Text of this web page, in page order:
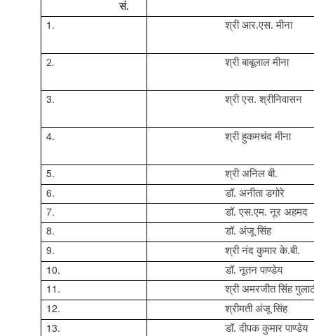
सं.
1. श्रीआर.एस. मीना
2. श्री बाबूलाल मीना
3. श्री एस. श्रीनिवासन
4. श्री हुकमचंद मीना
5. श्री अनिल बी.
6. डॉ. अनीता डगोरे
7. डॉ. एस.एम. नूर अहमद
8. डॉ. अंजू सिंह
9. श्री नंद कुमार के.बी.
10. डॉ. नूतन पाण्डेय
11. श्री अमरजीत सिंह
12. श्रीमती अंजू सिंह
13. डॉ. दीपक कुमार पाण्डेय